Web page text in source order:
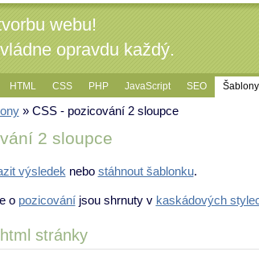
webu!
opravdu každý.
HTML CSS PHP JavaScript SEO Šablony
» CSS - pozicování 2 sloupce
2 sloupce
výsledek nebo stáhnout šablonku.
o pozicováníjsou shrnuty v kaskádových
stránky